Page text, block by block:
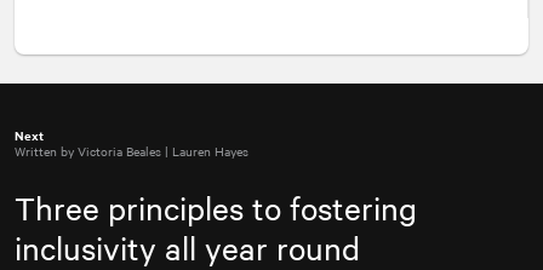
Next
Written by Victoria Beales | Lauren Hayes
Three principles to fostering
inclusivity all year round